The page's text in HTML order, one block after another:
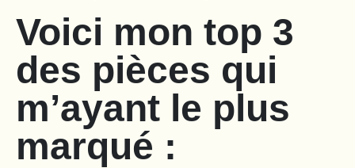
Voici mon top 3
des pièces qui
m’ayant le plus
marqué :